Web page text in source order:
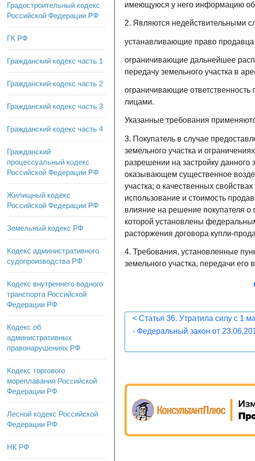
имеющуюся у него информацию об
2. Являются недействительными
устанавливающие право
ограничивающие дальнейшее
передачу земельного участка в
ограничивающие
лицами.
Указанные требования
3. Покупатель в случае
земельного участка и
разрешении на застройку данного
оказывающем существенное
участка; о качественных
использование и стоимость
влияние на решение покупателя о
которой установлены
расторжения договора купли-
4. Требования, установленные
земельного участка, передачи его
< Статья 36. Утратила силу с 1
- Федеральный закон от
Градостроительный кодекс
Российской Федерации РФ
ГК РФ
Гражданский кодекс часть 1
Гражданский кодекс часть 2
Гражданский кодекс часть 3
Гражданский кодекс часть 4
Гражданский
процессуальный кодекс
Российской Федерации РФ
Жилищный кодекс
Российской Федерации РФ
Земельный кодекс РФ
Кодекс административного
судопроизводства РФ
Кодекс внутреннего водного
транспорта Российской
Федерации РФ
Кодекс об
административных
правонарушениях РФ
Кодекс торгового
мореплавания Российской
Федерации РФ
Лесной кодекс Российской
Федерации РФ
НК РФ